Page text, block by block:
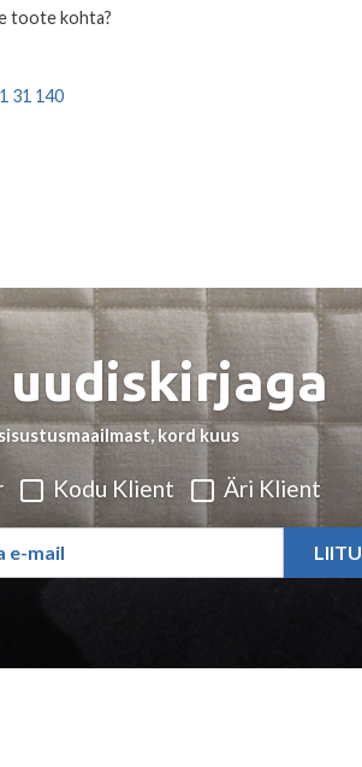
toote kohta?
31 140
kord kuus
Kodu Klient Äri Klient
LIITU